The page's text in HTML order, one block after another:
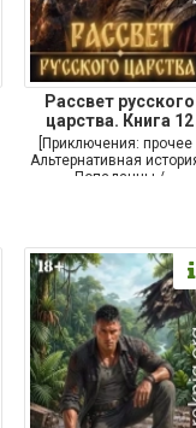
Рассвет русского
царства. Книга 12
[Приключения: прочее
Альтернативная
Попаданцы /